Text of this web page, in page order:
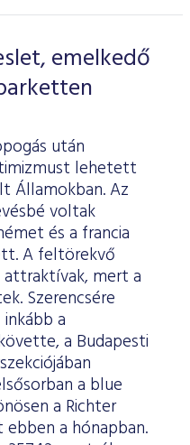
emelkedő
után
lehetett
Államokban. Az
voltak
és a francia
A feltörekvő
mert a
Szerencsére
a
a Budapesti
a blue
a Richter
a hónapban.